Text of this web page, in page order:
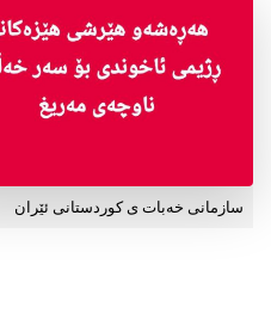
سازمانی خەبات ی کوردستانی ئێران